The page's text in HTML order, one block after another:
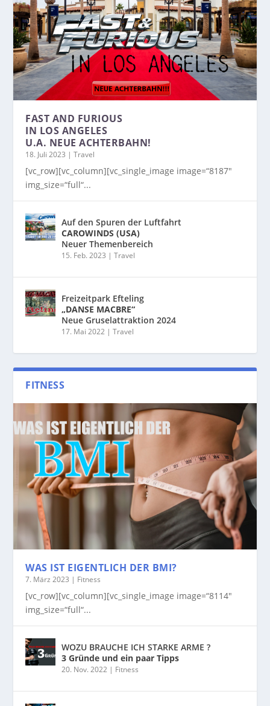
FAST AND FURIOUS
IN LOS ANGELES
U.A. NEUE ACHTERBAHN!
18. Juli 2023 |Travel
[vc_row][vc_column][vc_single_image image=“8187″
img_size=“full“...
Auf den Spuren der Luftfahrt
CAROWINDS (USA)
Neuer Themenbereich
15. Feb. 2023 |Travel
Freizeitpark Efteling
„DANSE MACBRE“
Neue Gruselattraktion 2024
17. Mai 2022 |Travel
FITNESS
WAS IST EIGENTLICH DER BMI?
7. März 2023 | Fitness
[vc_row][vc_column][vc_single_image image=“8114″
img_size=“full“...
WOZU BRAUCHE ICH STARKE ARME ?
3 Gründe und ein paar Tipps
20. Nov. 2022 | Fitness